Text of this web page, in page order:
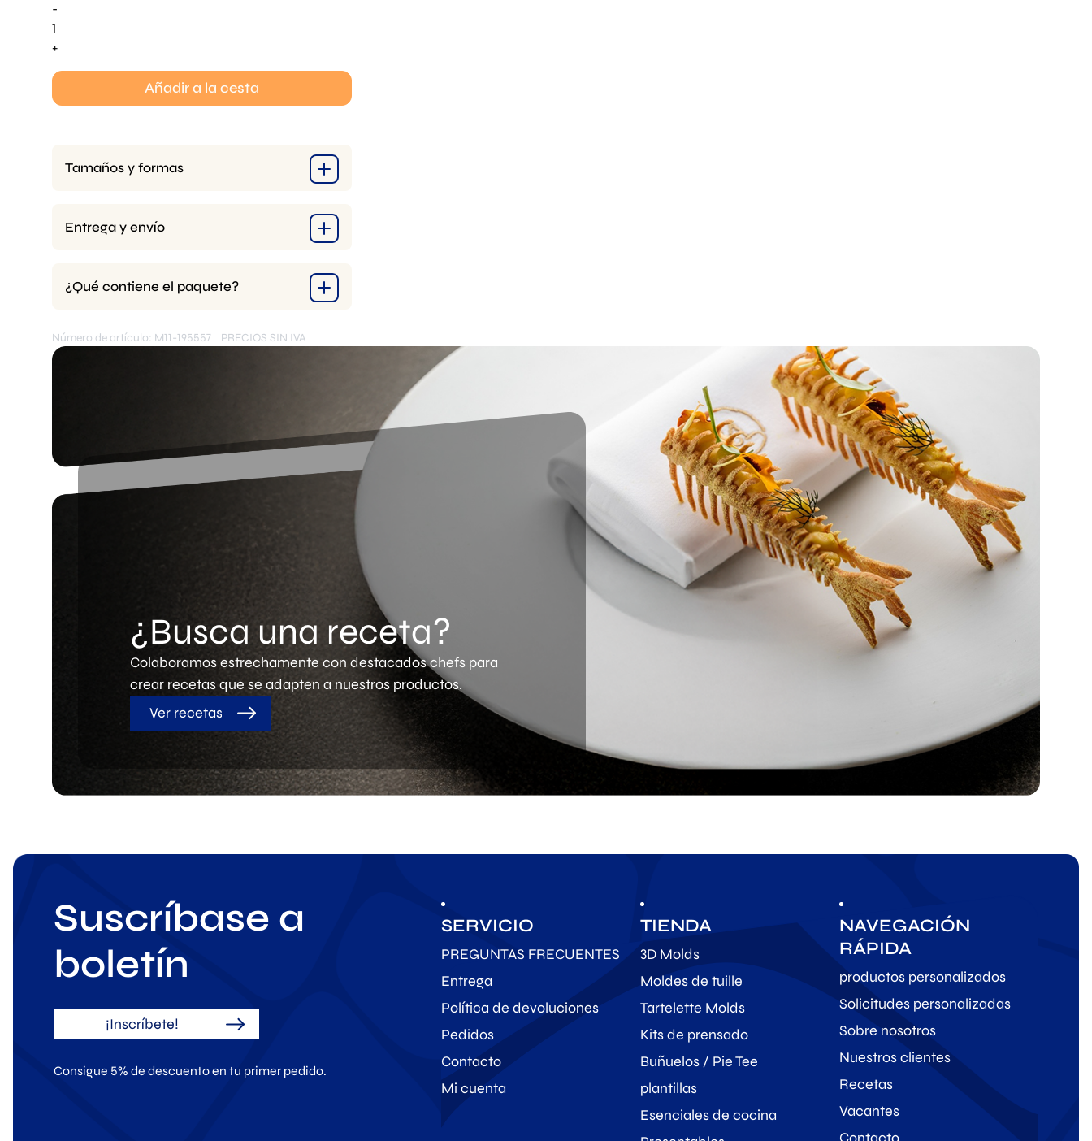
-
Layer
Frame
-
6mm
+
Añadir a la cesta
Tamaños y formas
Entrega y envío
¿Qué contiene el paquete?
Número de artículo: M11-195557 PRECIOS SIN IVA
¿Busca una receta?
Colaboramos estrechamente con destacados chefs para
crear recetas que se adapten a nuestros productos.
Ver recetas
Suscríbase a
boletín
¡Inscríbete!
Consigue 5% de descuento en tu primer pedido.
SERVICIO
PREGUNTAS FRECUENTES
Entrega
Política de devoluciones
Pedidos
Contacto
Mi cuenta
TIENDA
3D Molds
Moldes de tuille
Tartelette Molds
Kits de prensado
Buñuelos / Pie Tee
plantillas
Esenciales de cocina
NAVEGACIÓN
RÁPIDA
productos personalizados
Solicitudes personalizadas
Sobre nosotros
Nuestros clientes
Recetas
Vacantes